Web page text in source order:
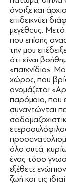
άνοιξε και
επιδεικνύει
μεγέθους. Μετά
που επίσης
την μου
ότι είναι
«παιχνίδια».
χώρος, που
ονομάζεται
παρόμοιο, που
συναντώνται
όλα αυτά,
ένας τόσο
εξέθετε
ζωή και τις